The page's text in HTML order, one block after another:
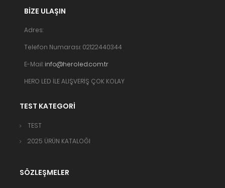
BIZE ULAŞIN
Adres:
Telefon Numarası: 02122440344
E-Mail: info@heroled.com.tr
HERO LED İLE ALIŞVERİŞ ÇOK KOLAY
TEST KATEGORİ
TEST
2025 ÜRÜN KATALOĞI
SÖZLEŞMELER